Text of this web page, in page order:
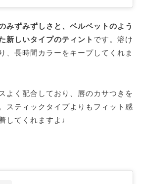
みずみずしさと、ベルベットのよう
新しいタイプのティント です。溶け
、長時間カラーをキープしてくれま
よく配合しており、唇のカサつきを
スティックタイプよりもフィット感
してくれますよ♩